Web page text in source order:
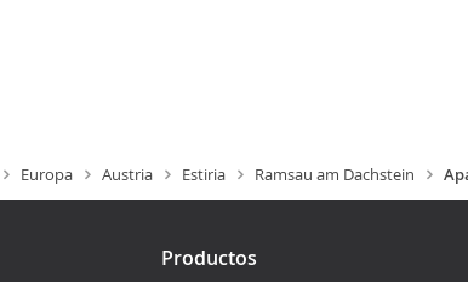
Europa Austria Estiria Ramsau am Dachstein
Productos